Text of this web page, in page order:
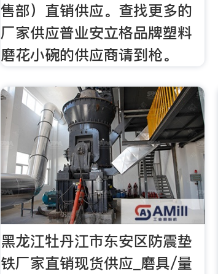
售部）直销供应。查找更多的
厂家供应普业安立格品牌塑料
磨花小碗的供应商请到枪。
黑龙江牡丹江市东安区防震垫
铁厂家直销现货供应_磨具/量